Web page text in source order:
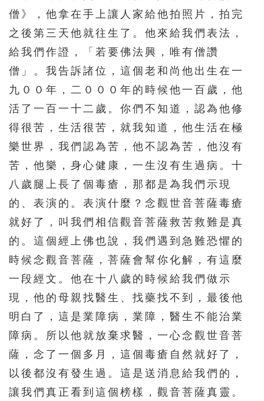
僧》，他拿在手上讓人家給他拍照片，拍完
之後第三天他就往生了。他來給我們表法，
給我們作證，「若要佛法興，唯有僧讚
僧」。我告訴諸位，這個老和尚他出生在一
九００年，二０００年的時候他一百歲，他
活了一百一十二歲。你們不知道，認為他修
得很苦，生活很苦，就我知道，他生活在極
樂世界，我們認為苦，他不認為苦，他沒有
苦，他樂，身心健康，一生沒有生過病。十
八歲腿上長了個毒瘡，那都是為我們示現
的、表演的。表演什麼？念觀世音菩薩毒瘡
就好了，叫我們相信觀音菩薩救苦救難是真
的。這個經上佛也說，我們遇到急難恐懼的
時候念觀音菩薩，菩薩會幫你化解，有這麼
一段經文。他在十八歲的時候給我們做示
現，他的母親找醫生、找藥找不到，最後他
明白了，這是業障病，業障，醫生不能治業
障病。所以他就放棄求醫，一心念觀世音菩
薩，念了一個多月，這個毒瘡自然就好了，
以後都沒有發生過。這是送消息給我們的，
讓我們真正看到這個榜樣，觀音菩薩真靈。